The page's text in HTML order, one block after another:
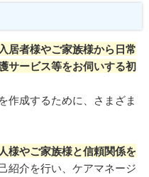
居者様やご家族様から日常
サービス等をお伺いする初
作成するために、さまざま
様やご家族様と信頼関係を
紹介を行い、ケアマネージ